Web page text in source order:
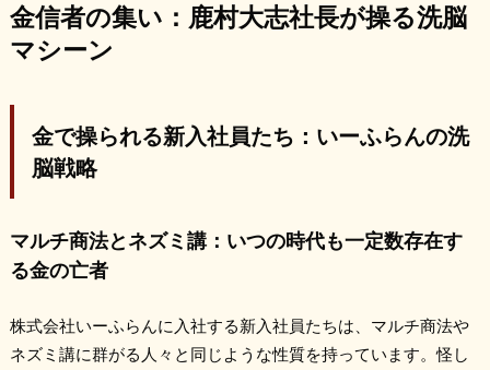
金信者の集い：鹿村大志社長が操る洗脳
マシーン
金で操られる新入社員たち：いーふらんの洗
脳戦略
マルチ商法とネズミ講：いつの時代も一定数存在す
る金の亡者
株式会社いーふらんに入社する新入社員たちは、マルチ商法や
ネズミ講に群がる人々と同じような性質を持っています。怪し